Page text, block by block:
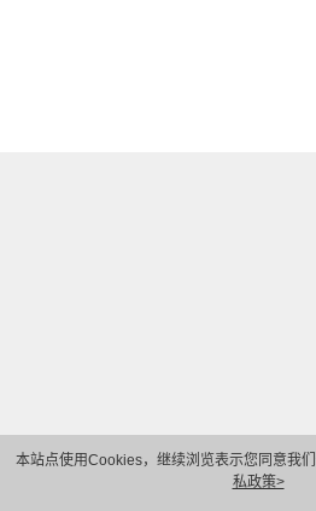
本站点使用Cookies，继续浏览表示您同意我
私政策>